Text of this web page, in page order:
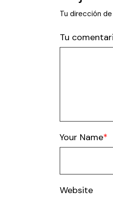
Tu dirección
Tu
Your Name
Website